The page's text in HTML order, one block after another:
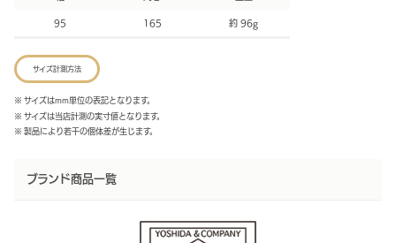
95 165 約 96g
サイズ計測方法
※ サイズはmm単位の表記となります。
※ サイズは当店計測の実寸値となります。
※ 製品により若干の個体差が生じます。
ブランド商品一覧